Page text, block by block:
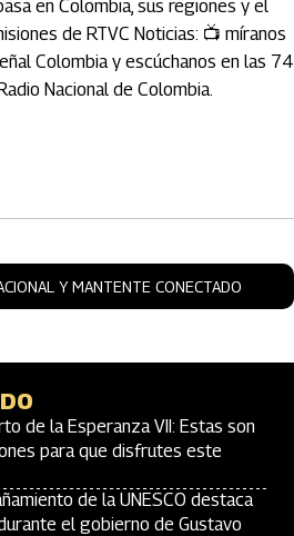
en Colombia, sus regiones y el
de RTVC Noticias: 📺 míranos
Colombia y escúchanos en las 74
Nacional de Colombia.
Y MANTENTE CONECTADO
de la Esperanza VII: Estas son
para que disfrutes este
de la UNESCO destaca
el gobierno de Gustavo